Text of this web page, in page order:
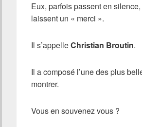
Eux, parfois passent en
laissent un « merci ».
Il s’appelleChristian Broutin.
Il a composé l’une des plus
montrer.
Vous en souvenez vous ?